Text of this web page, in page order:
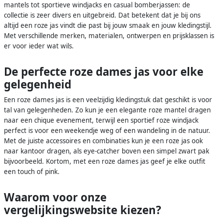
mantels tot sportieve windjacks en casual bomberjassen: de
collectie is zeer divers en uitgebreid. Dat betekent dat je bij ons
altijd een roze jas vindt die past bij jouw smaak en jouw kledingstijl.
Met verschillende merken, materialen, ontwerpen en prijsklassen is
er voor ieder wat wils.
De perfecte roze dames jas voor elke
gelegenheid
Een roze dames jas is een veelzijdig kledingstuk dat geschikt is voor
tal van gelegenheden. Zo kun je een elegante roze mantel dragen
naar een chique evenement, terwijl een sportief roze windjack
perfect is voor een weekendje weg of een wandeling in de natuur.
Met de juiste accessoires en combinaties kun je een roze jas ook
naar kantoor dragen, als eye-catcher boven een simpel zwart pak
bijvoorbeeld. Kortom, met een roze dames jas geef je elke outfit
een touch of pink.
Waarom voor onze
vergelijkingswebsite kiezen?